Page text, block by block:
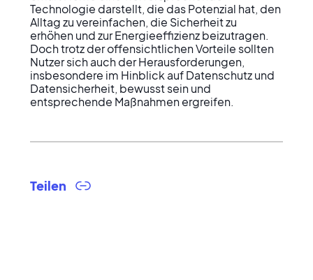
Technologie darstellt, die das Potenzial hat, den
Alltag zu vereinfachen, die Sicherheit zu
erhöhen und zur Energieeffizienz beizutragen.
Doch trotz der offensichtlichen Vorteile sollten
Nutzer sich auch der Herausforderungen,
insbesondere im Hinblick auf Datenschutz und
Datensicherheit, bewusst sein und
entsprechende Maßnahmen ergreifen.
Teilen